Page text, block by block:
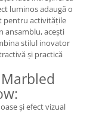
luminos adaugă o
pentru activitățile
ansamblu, acești
stilul inovator
și practică
și efect vizual